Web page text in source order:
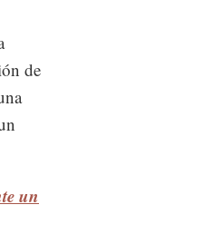
de
un